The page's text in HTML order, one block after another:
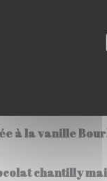
du jour
aux pralines et
à la vanille
chantilly